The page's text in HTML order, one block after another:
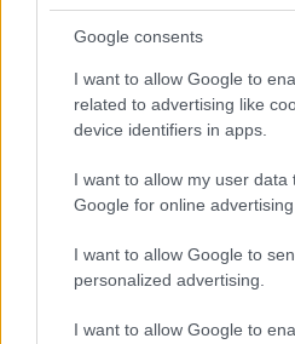
Google consents
I want to allow Google to
related to advertising like
device identifiers in apps.
I want to allow my user data
Google for online
I want to allow Google to
personalized advertising.
I want to allow Google to
αυτοκίνητα, τοίχους και